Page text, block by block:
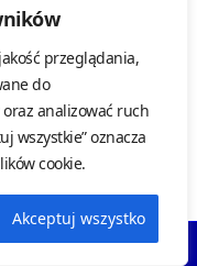
przeglądania,
do
analizować ruch
wszystkie” oznacza
cookie.
Akceptuj wszystko
z silnikiem 1.4
i Tipo 1.4 MultiAir
model, rocznik
to Twojego